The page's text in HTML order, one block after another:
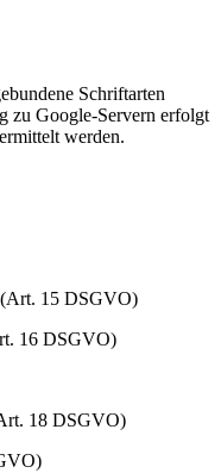
Schriftarten
zu Google-Servern erfolgt
werden.
(Art. 15 DSGVO)
16 DSGVO)
18 DSGVO)